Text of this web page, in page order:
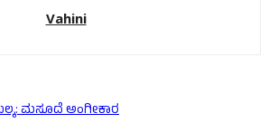
Vahini
ಮಸೂದೆ ಅಂಗೀಕಾರ